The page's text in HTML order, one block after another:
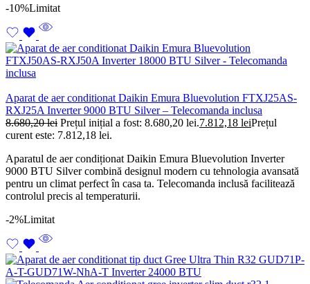
-10%Limitat
Aparat de aer conditionat Daikin Emura Bluevolution FTXJ25AS-
RXJ25A Inverter 9000 BTU Silver – Telecomanda inclusa
8.680,20lei Prețul inițial a fost: 8.680,20 lei.7.812,18 leiPrețul
curent este: 7.812,18 lei.
Aparatul de aer condiționat Daikin Emura Bluevolution Inverter
9000 BTU Silver combină designul modern cu tehnologia avansată
pentru un climat perfect în casa ta. Telecomanda inclusă facilitează
controlul precis al temperaturii.
-2%Limitat